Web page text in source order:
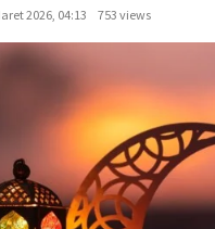
2026, 04:13
753 views